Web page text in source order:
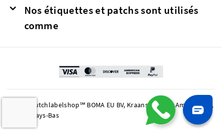
Nos étiquettes et patchs sont utilisés
comme
© 2026 Dutchlabelshop℠ BOMA EU BV, Kraanspoor 50, Amsterdam,
1033 SE Pays-Bas